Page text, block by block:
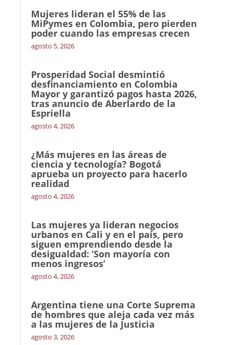
Mujeres lideran el 55% de las
MiPymes en Colombia, pero pierden
poder cuando las empresas crecen
agosto 5, 2026
Prosperidad Social desmintió
desfinanciamiento en Colombia
Mayor y garantizó pagos hasta 2026,
tras anuncio de Aberlardo de la
Espriella
agosto 4, 2026
¿Más mujeres en las áreas de
ciencia y tecnología? Bogotá
aprueba un proyecto para hacerlo
realidad
agosto 4, 2026
Las mujeres ya lideran negocios
urbanos en Cali y en el país, pero
siguen emprendiendo desde la
desigualdad: ‘Son mayoría con
menos ingresos’
agosto 4, 2026
Argentina tiene una Corte Suprema
de hombres que aleja cada vez más
a las mujeres de la Justicia
agosto 3, 2026